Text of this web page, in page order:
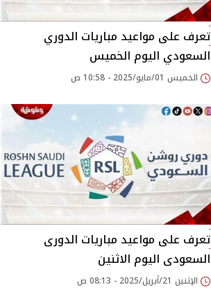
تعرف على مواعيد مباريات الدوري
السعودي اليوم الخميس
الخميس 01/مايو/2025 - 10:58 ص
تعرف على مواعيد مباريات الدورى
السعودى اليوم الاثنين
الإثنين 21/أبريل/2025 - 08:13 ص